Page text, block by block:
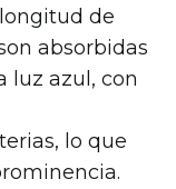
de
absorbidas
luz azul, con
lo que